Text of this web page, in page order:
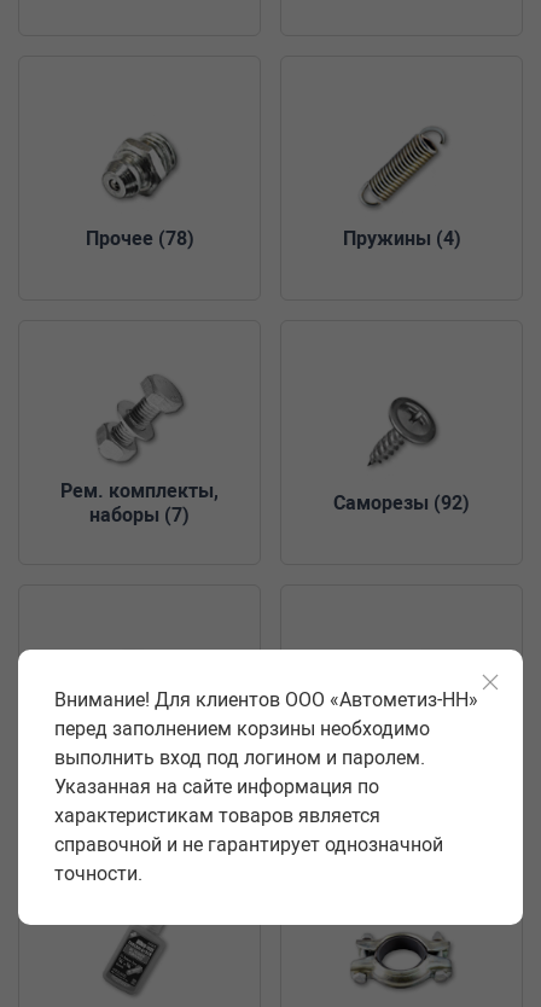
Прочее (78) Пружины (4)
Рем. комплекты,
наборы (7)
Саморезы (92)
Системы хранения(5) Стремянки
Внимание! Для клиентов ООО «Автометиз-НН»
перед заполнением корзины необходимо
выполнить вход под логином и паролем.
Указанная на сайте информация по
характеристикам товаров является
справочной и не гарантирует однозначной
точности.